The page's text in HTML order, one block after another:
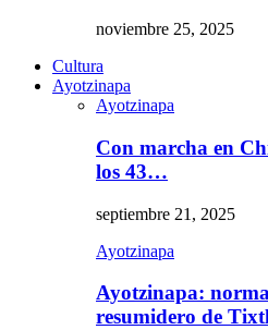
noviembre 25, 2025
Cultura
Ayotzinapa
Ayotzinapa
Con marcha en
los 43…
septiembre 21, 2025
Ayotzinapa
Ayotzinapa:
resumidero de